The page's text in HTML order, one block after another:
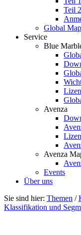
Teil
Global
Service
Blue
Avenza
Avenza
Events
Über uns
Sie sind hier: Themen /
Klassifikation und